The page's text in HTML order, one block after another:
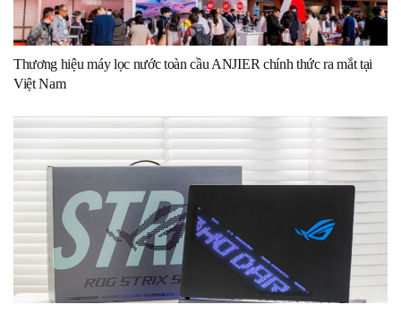
Thương hiệu máy lọc nước toàn cầu ANJIER chính thức ra mắt tại
Việt Nam